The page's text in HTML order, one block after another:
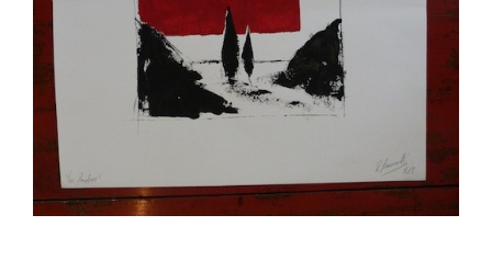
AJOUTER AU PANIER